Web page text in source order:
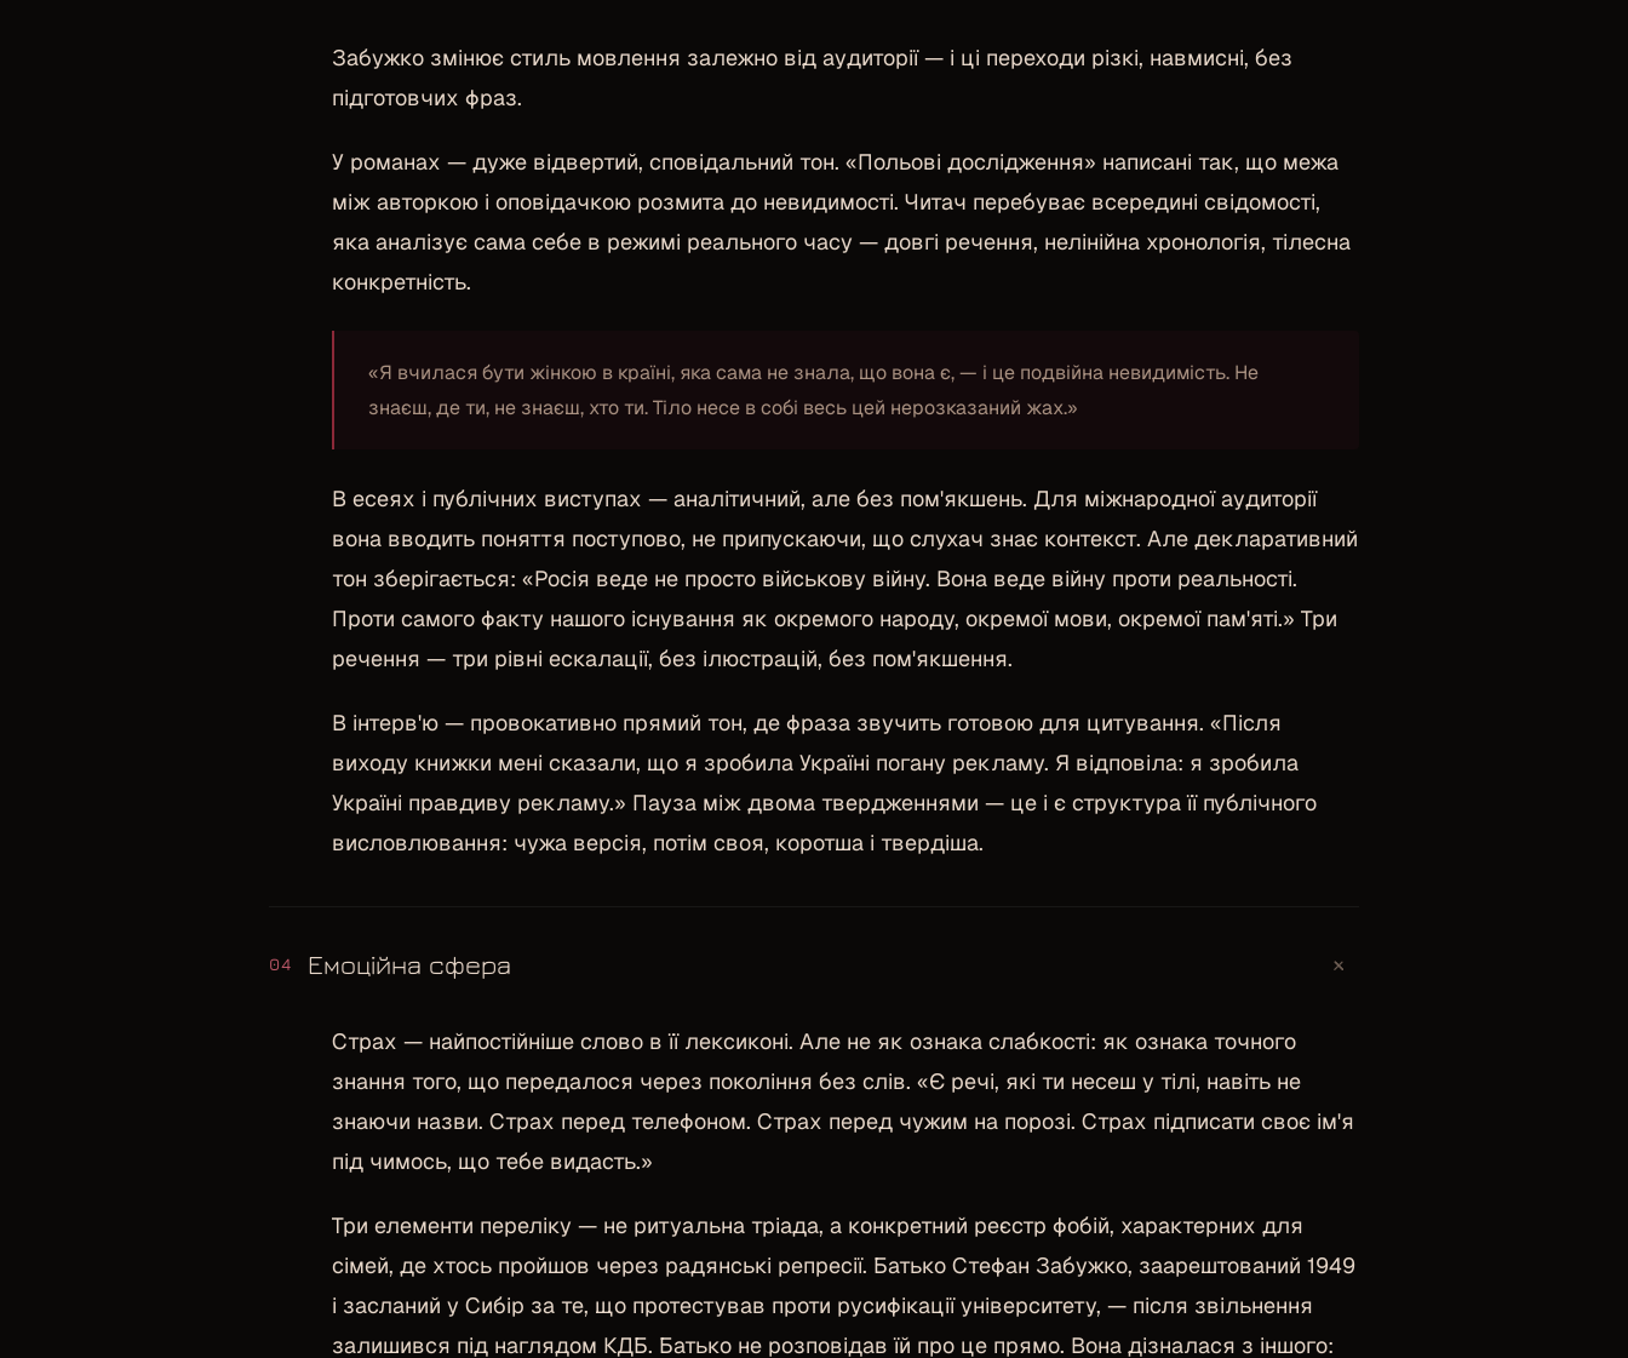
Забужко змінює стиль мовлення залежно від аудиторії — і ці переходи різкі, навмисні, без
підготовчих фраз.
У романах — дуже відвертий, сповідальний тон. «Польові дослідження» написані так, що межа
між авторкою і оповідачкою розмита до невидимості. Читач перебуває всередині свідомості,
яка аналізує сама себе в режимі реального часу — довгі речення, нелінійна хронологія, тілесна
конкретність.
«Я вчилася бути жінкою в країні, яка сама не знала, що вона є, — і це подвійна невидимість. Не
знаєш, де ти, не знаєш, хто ти. Тіло несе в собі весь цей нерозказаний жах.»
В есеях і публічних виступах — аналітичний, але без пом'якшень. Для міжнародної аудиторії
вона вводить поняття поступово, не припускаючи, що слухач знає контекст. Але декларативний
тон зберігається: «Росія веде не просто військову війну. Вона веде війну проти реальності.
Проти самого факту нашого існування як окремого народу, окремої мови, окремої пам'яті.» Три
речення — три рівні ескалації, без ілюстрацій, без пом'якшення.
В інтерв'ю — провокативно прямий тон, де фраза звучить готовою для цитування. «Після
виходу книжки мені сказали, що я зробила Україні погану рекламу. Я відповіла: я зробила
Україні правдиву рекламу.» Пауза між двома твердженнями — це і є структура її публічного
висловлювання: чужа версія, потім своя, коротша і твердіша.
04 Емоційна сфера +
Страх — найпостійніше слово в її лексиконі. Але не як ознака слабкості: як ознака точного
знання того, що передалося через покоління без слів. «Є речі, які ти несеш у тілі, навіть не
знаючи назви. Страх перед телефоном. Страх перед чужим на порозі. Страх підписати своє ім'я
під чимось, що тебе видасть.»
Три елементи переліку — не ритуальна тріада, а конкретний реєстр фобій, характерних для
сімей, де хтось пройшов через радянські репресії. Батько Стефан Забужко, заарештований 1949
і засланий у Сибір за те, що протестував проти русифікації університету, — після звільнення
залишився під наглядом КДБ. Батько не розповідав їй про це прямо. Вона дізналася з іншого: